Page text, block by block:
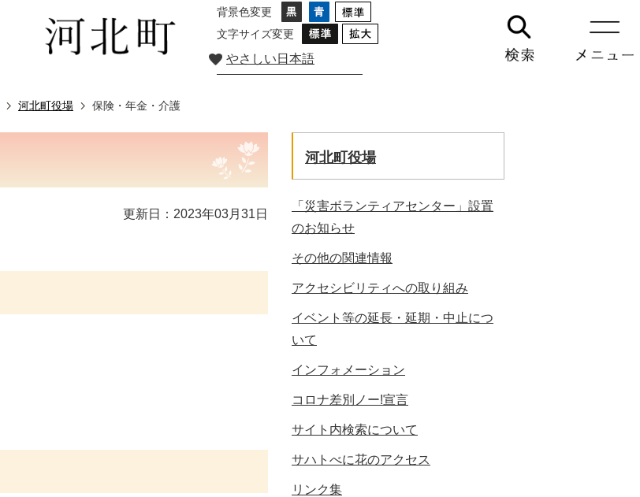
背景色変更
文字サイズ変更
やさしい日本語
河北町役場 保険・年金・介護
更新日：2023年03月31日
河北町役場
「災害ボランティアセンター」設置
のお知らせ
その他の関連情報
アクセシビリティへの取り組み
イベント等の延長・延期・中止につ
いて
インフォメーション
コロナ差別ノー!宣言
サイト内検索について
サハトべに花のアクセス
リンク集